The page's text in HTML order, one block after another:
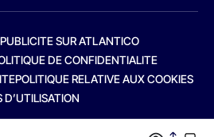
PUBLICITE SUR ATLANTICO
DE CONFIDENTIALITE
POLITIQUE RELATIVE AUX COOKIES
D’UTILISATION